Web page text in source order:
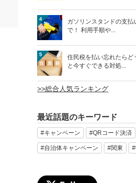
4
ガソリンスタンドの支払
で！ 利用手順や...
5
住民税を払い忘れたらど
と今すぐできる対処...
>>総合人気ランキング
最近話題のキーワード
#キャンペーン #QRコード決済
#自治体キャンペーン #関東